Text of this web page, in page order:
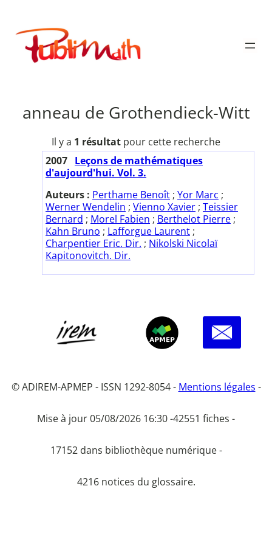
contenu
Publimath
anneau de Grothendieck-Witt
Il y a 1 résultat pour cette recherche
2007 Leçons de mathématiques
d'aujourd'hui. Vol. 3.
Auteurs : Perthame Benoît ; Yor Marc ;
Werner Wendelin ; Vienno Xavier ; Teissier
Bernard ; Morel Fabien ; Berthelot Pierre ;
Kahn Bruno ; Lafforgue Laurent ;
Charpentier Eric. Dir. ; Nikolski Nicolaï
Kapitonovitch. Dir.
© ADIREM-APMEP - ISSN 1292-8054 - Mentions légales -
Mise à jour 05/08/2026 16:30 -42551 fiches -
17152 dans bibliothèque numérique -
4216 notices du glossaire.